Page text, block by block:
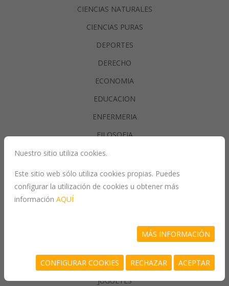
CIENCIAS NATURALES
CIENCIAS PURAS
DEPORTES
DERECHO
ECONOMIA
EDUCACION
ENFERMERIA
FILOSOFIA
GASTRONOMIA
GENERALIDADES
INFORMATICA
JUEGOS/PASATIEMPOS
JUGUETES
Nuestro sitio utiliza cookies.
Este sitio web sólo utiliza cookies propias. Puedes
configurar la utilización de cookies u obtener más
información AQUÍ
MÁS INFORMACIÓN
CONFIGURAR COOKIES RECHAZAR ACEPTAR